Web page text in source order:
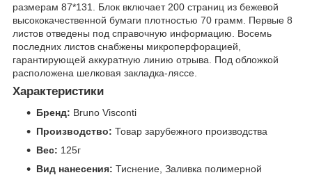
размерам 87*131. Блок включает 200 страниц из бежевой
высококачественной бумаги плотностью 70 грамм. Первые 8
листов отведены под справочную информацию. Восемь
последних листов снабжены микроперфорацией,
гарантирующей аккуратную линию отрыва. Под обложкой
расположена шелковая закладка-ляссе.
Характеристики
Бренд: Bruno Visconti
Производство: Товар зарубежного производства
Вес: 125г
Вид нанесения: Тиснение, Заливка полимерной